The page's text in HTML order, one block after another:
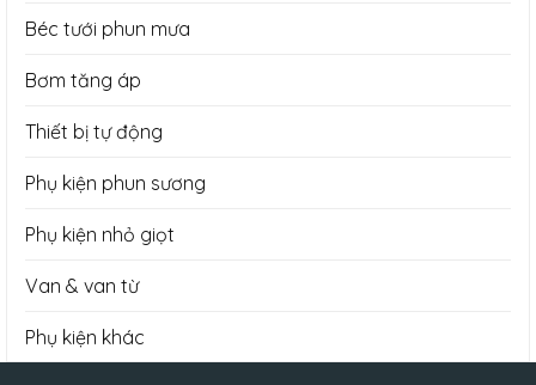
Béc tưới phun mưa
Bơm tăng áp
Thiết bị tự động
Phụ kiện phun sương
Phụ kiện nhỏ giọt
Van & van từ
Phụ kiện khác